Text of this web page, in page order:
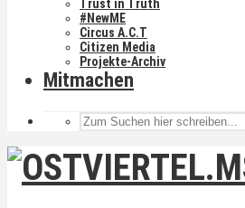
Trust in Truth
#NewME
Circus A.C.T
Citizen Media
Projekte-Archiv
Mitmachen